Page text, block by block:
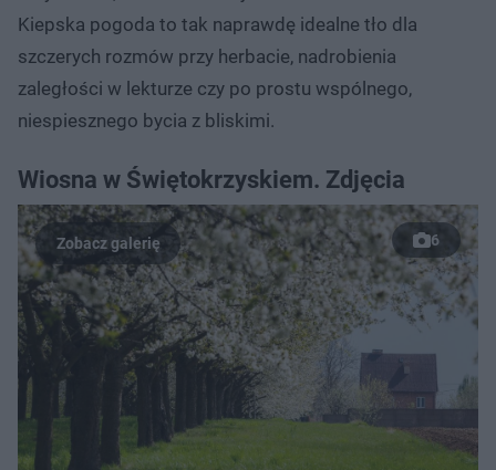
Kiepska pogoda to tak naprawdę idealne tło dla
szczerych rozmów przy herbacie, nadrobienia
zaległości w lekturze czy po prostu wspólnego,
niespiesznego bycia z bliskimi.
Wiosna w Świętokrzyskiem. Zdjęcia
6